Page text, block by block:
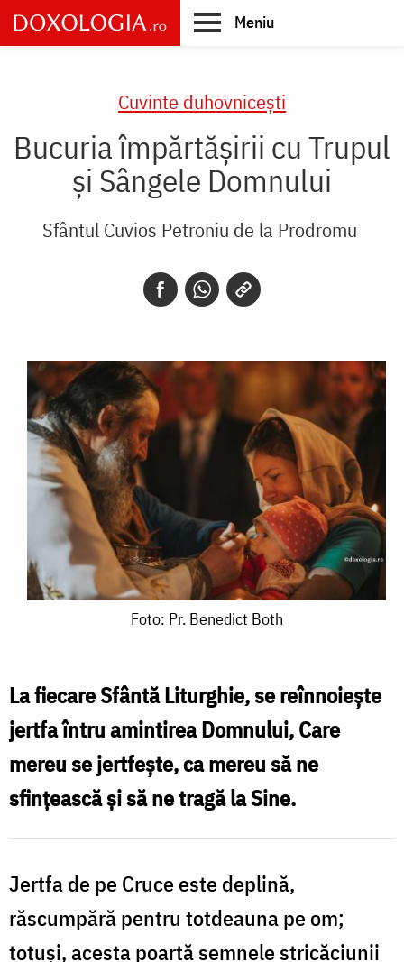
Skip
to
main
Meniu
Cuvinte duhovnicești
Bucuria împărtășirii cu Trupul
și Sângele Domnului
Sfântul Cuvios Petroniu de la Prodromu
Both
Foto: Pr. Benedict Both
La fiecare Sfântă Liturghie, se reînnoiește
jertfa întru amintirea Domnului, Care
mereu se jertfește, ca mereu să ne
sfințească și să ne tragă la Sine.
Jertfa de pe Cruce este deplină,
răscumpără pentru totdeauna pe om;
totuși, acesta poartă semnele stricăciunii